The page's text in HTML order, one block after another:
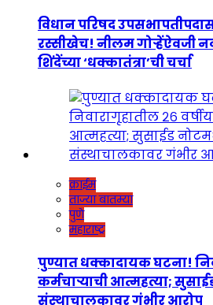
विधान परिषद
रस्सीखेच! नीलम गोऱ्हेंऐवजी
शिंदेंच्या ‘धक्कातंत्रा’ची चर्चा
क्राईम
ताज्या बातम्या
पुणे
महाराष्ट्र
पुण्यात धक्कादायक घटना!
कर्मचाऱ्याची आत्महत्या;
संस्थाचालकावर गंभीर आरोप